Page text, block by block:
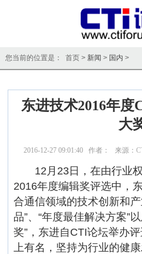
您当前的位置是： 首页 > 新闻 > 国内 >
东进技术2016年
大
2016-12-27 09:01:40 作者： 来源：
12月23日，在由行业权
2016年度编辑奖评选中，
合通信领域的技术创新和
品”、“年度最佳解决方案”
奖”，东进自CTI论坛举办
上有名，坚持为行业的健